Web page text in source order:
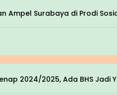
Ampel Surabaya di Prodi
2024/2025, Ada BHS Jadi